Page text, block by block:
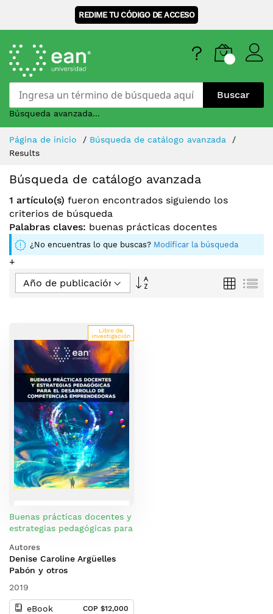
REDIME TU CÓDIGO DE ACCESO
Buscar
Búsqueda avanzada...
Skip
Content
Página de inicio
Búsqueda de catálogo avanzada
Results
Búsqueda de catálogo avanzada
1 artículo(s) fueron encontrados siguiendo los
criterios de búsqueda
Palabras claves: buenas prácticas docentes
¿No encuentras lo que buscas? Modificar la búsqueda
+
Fijar
Parrilla
Libro de
investigación
Buenas prácticas docentes y
estrategias pedagógicas para
competencias
emprendedoras
Autores
Denise Caroline Argüelles
Pabón y otros
2019
eBook COP $12,000